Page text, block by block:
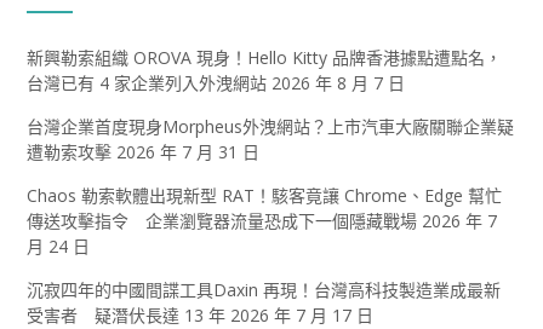
新興勒索組織 OROVA 現身！Hello Kitty 品牌香港據點遭點名，
台灣已有 4 家企業列入外洩網站 2026 年 8 月 7 日
台灣企業首度現身Morpheus外洩網站？上市汽車大廠關聯企業疑
遭勒索攻擊 2026 年 7 月 31 日
Chaos 勒索軟體出現新型 RAT！駭客竟讓 Chrome、Edge 幫忙
傳送攻擊指令 企業瀏覽器流量恐成下一個隱藏戰場 2026 年 7
月 24 日
沉寂四年的中國間諜工具Daxin 再現！台灣高科技製造業成最新
受害者 疑潛伏長達 13 年 2026 年 7 月 17 日